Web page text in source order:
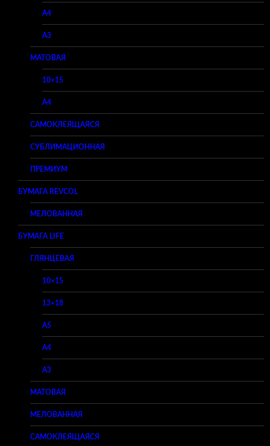
A4
A3
МАТОВАЯ
10×15
A4
САМОКЛЕЯЩАЯСЯ
СУБЛИМАЦИОННАЯ
ПРЕМИУМ
БУМАГА REVCOL
МЕЛОВАННАЯ
БУМАГА LIFE
ГЛЯНЦЕВАЯ
10×15
13×18
A5
A4
A3
МАТОВАЯ
МЕЛОВАННАЯ
САМОКЛЕЯЩАЯСЯ